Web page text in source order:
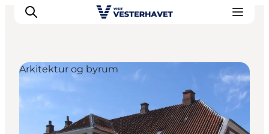
Det sker
Oplevelser
Arkitektur og byrum